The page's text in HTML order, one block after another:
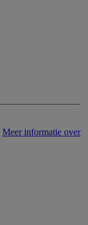
Meer informatie over